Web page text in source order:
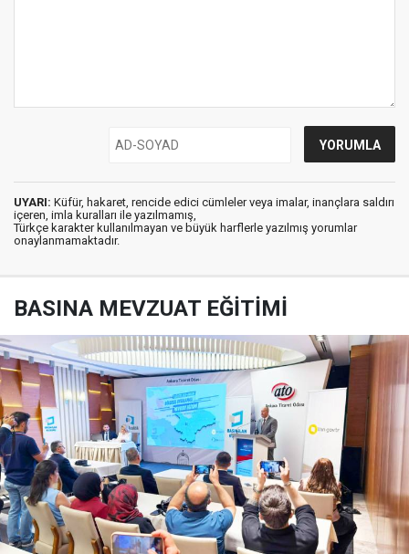
UYARI: Küfür, hakaret, rencide edici cümleler veya imalar, inançlara saldırı
içeren, imla kuralları ile yazılmamış,
Türkçe karakter kullanılmayan ve büyük harflerle yazılmış yorumlar
onaylanmamaktadır.
BASINA MEVZUAT EĞİTİMİ